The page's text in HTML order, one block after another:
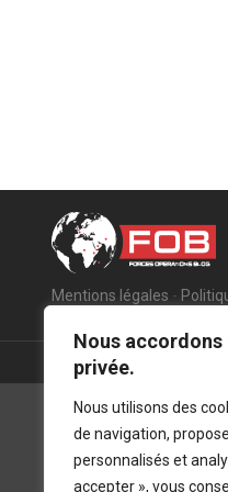
Nous accordons
privée.
Nous utilisons des
de navigation,
personnalisés et
accepter », vous
Mentions légales -